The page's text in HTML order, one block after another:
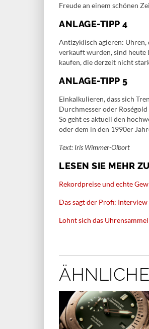
Freude an einem schönen
ANLAGE-TIPP 4
Antizyklisch agieren:
verkauft wurden, sind heute
kaufen, die derzeit nicht
ANLAGE-TIPP 5
Einkalkulieren, dass sich
Durchmesser oder
So geht es aktuell den
oder dem in den 1990er
Text: Iris Wimmer-Olbort
LESEN SIE MEHR
Rekordpreise und echte
Das sagt der Profi:
Lohnt sich das